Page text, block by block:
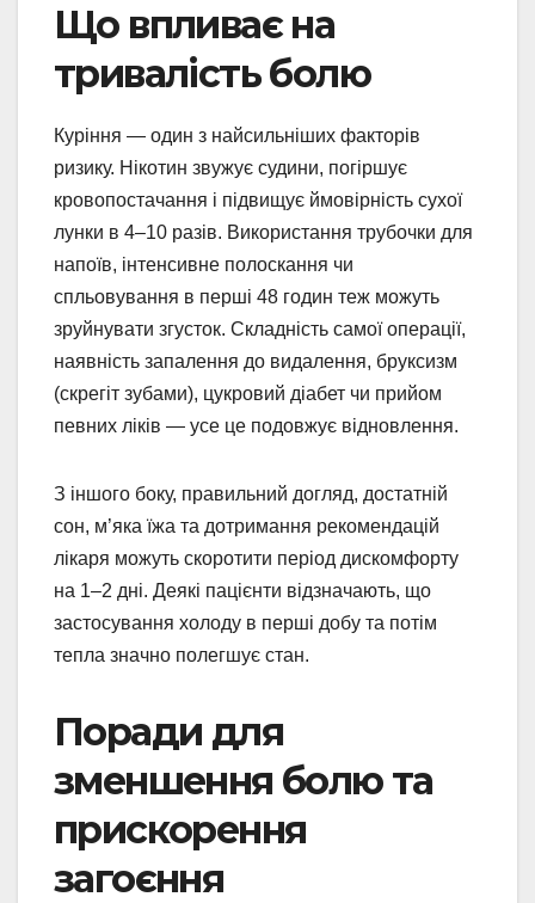
Що впливає на
тривалість болю
Куріння — один з найсильніших факторів
ризику. Нікотин звужує судини, погіршує
кровопостачання і підвищує ймовірність сухої
лунки в 4–10 разів. Використання трубочки для
напоїв, інтенсивне полоскання чи
спльовування в перші 48 годин теж можуть
зруйнувати згусток. Складність самої операції,
наявність запалення до видалення, бруксизм
(скрегіт зубами), цукровий діабет чи прийом
певних ліків — усе це подовжує відновлення.
З іншого боку, правильний догляд, достатній
сон, м’яка їжа та дотримання рекомендацій
лікаря можуть скоротити період дискомфорту
на 1–2 дні. Деякі пацієнти відзначають, що
застосування холоду в перші добу та потім
тепла значно полегшує стан.
Поради для
зменшення болю та
прискорення
загоєння